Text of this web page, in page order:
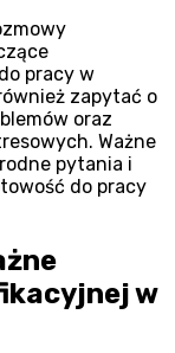
pracy w
zapytać o
oraz
Ważne
pytania i
do pracy
w